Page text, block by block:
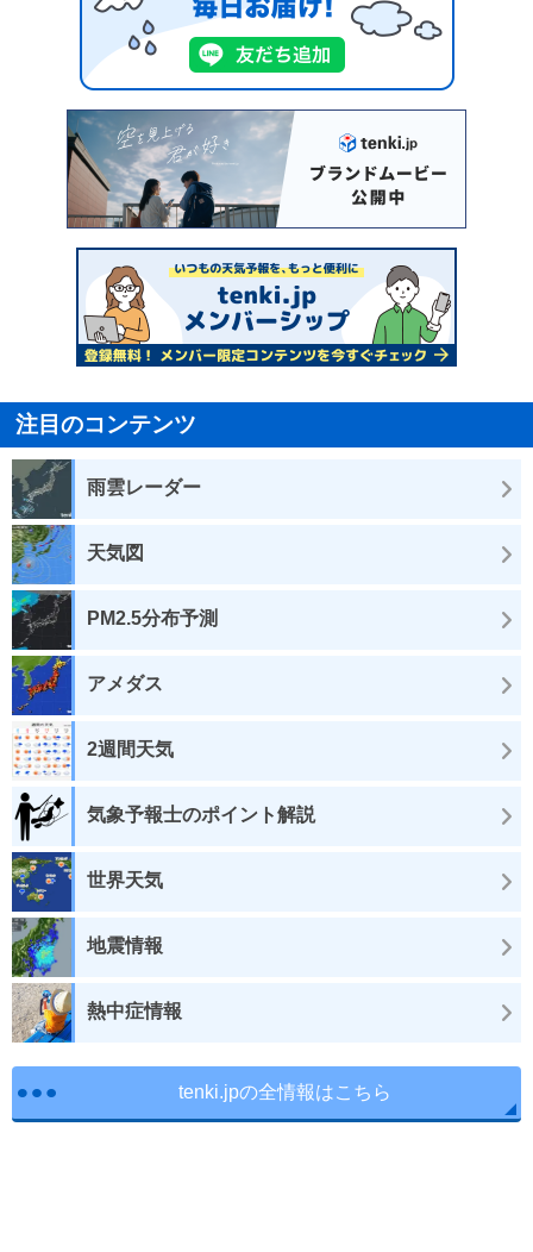
注目のコンテンツ
雨雲レーダー
天気図
PM2.5分布予測
アメダス
2週間天気
気象予報士のポイント解説
世界天気
地震情報
熱中症情報
tenki.jpの全情報はこちら